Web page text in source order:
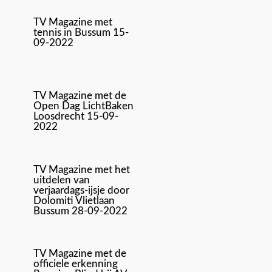
TV Magazine met
tennis in Bussum 15-
09-2022
TV Magazine met de
Open Dag LichtBaken
Loosdrecht 15-09-
2022
TV Magazine met het
uitdelen van
verjaardags-ijsje door
Dolomiti Vlietlaan
Bussum 28-09-2022
TV Magazine met de
officiele erkenning